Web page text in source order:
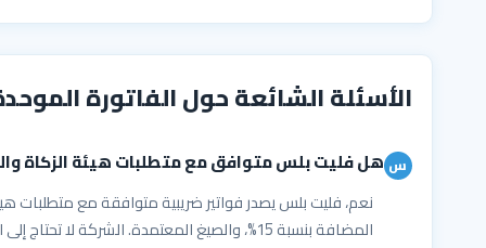
الأسئلة الشائعة حول الفاتورة
هل فليت بلس متوافق مع متطلبات هيئة الزكاة
نعم، فليت بلس يصدر فواتير ضريبية متوافقة مع متطلبات
المضافة بنسبة 15%، والصيغ المعتمدة. الشركة لا تحتاج إلى القلق بشأن امتثال كل مورد على حدة.